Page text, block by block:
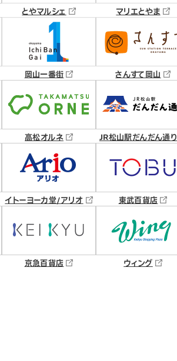
とやマルシェ マリエとやま
岡山一番街 さんすて岡山
高松オルネ JR松山駅だんだん通り
イトーヨーカ堂/アリオ 東武百貨店
京急百貨店 ウィング